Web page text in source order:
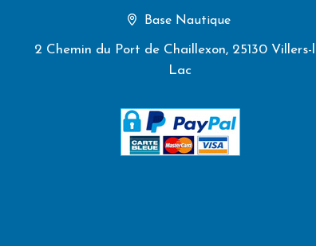
Base Nautique
2 Chemin du Port de Chaillexon, 25130 Villers-
Lac